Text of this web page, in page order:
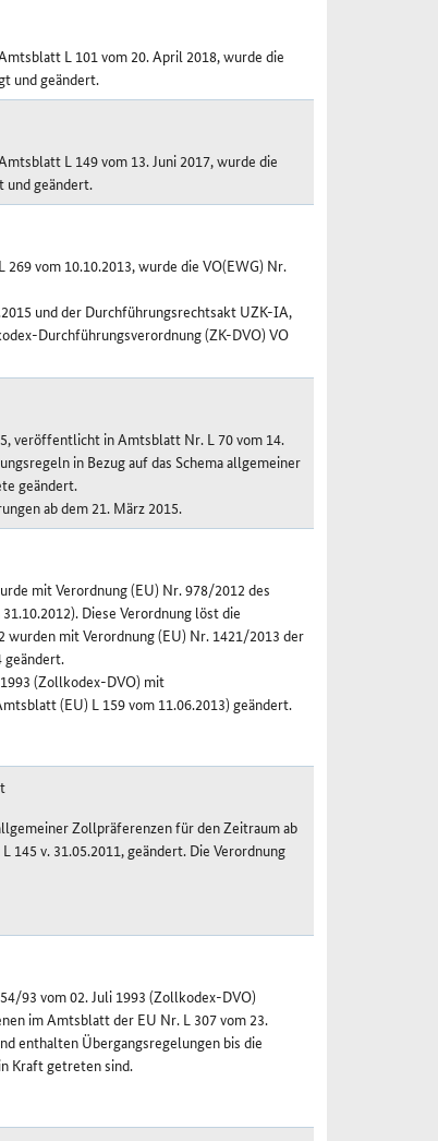
L 101 vom 20. April 2018, wurde die
und geändert.
L 149 vom 13. Juni 2017, wurde die
und geändert.
vom 10.10.2013, wurde die VO(EWG) Nr.
und der Durchführungsrechtsakt UZK-IA,
Durchführungsverordnung (ZK-DVO) VO
veröffentlicht in Amtsblatt Nr. L 70 vom 14.
in Bezug auf das Schema allgemeiner
geändert.
ab dem 21. März 2015.
mit Verordnung (EU) Nr. 978/2012 des
Diese Verordnung löst die
wurden mit Verordnung (EU) Nr. 1421/2013 der
geändert.
(Zollkodex-DVO) mit
(EU) L 159 vom 11.06.2013) geändert.
Zollpräferenzen für den Zeitraum ab
v. 31.05.2011, geändert. Die Verordnung
93 vom 02. Juli 1993 (Zollkodex-DVO)
im Amtsblatt der EU Nr. L 307 vom 23.
enthalten Übergangsregelungen bis die
Kraft getreten sind.